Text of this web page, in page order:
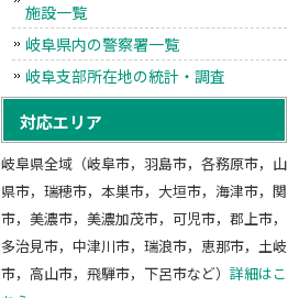
施設一覧
岐阜県内の警察署一覧
岐阜支部所在地の統計・調査
対応エリア
岐阜県全域（岐阜市，羽島市，各務原市，山
県市，瑞穂市，本巣市，大垣市，海津市，関
市，美濃市，美濃加茂市，可児市，郡上市，
多治見市，中津川市，瑞浪市，恵那市，土岐
市，高山市，飛騨市，下呂市など） 詳細はこ